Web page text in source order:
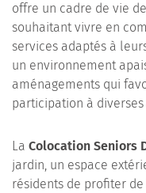
offre un cadre de vie
souhaitant vivre en
services adaptés à
un environnement
aménagements qui
participation à
La Colocation Seniors
jardin, un espace
résidents de profiter